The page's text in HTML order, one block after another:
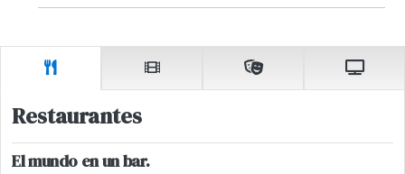
Restaurantes
El mundo en un bar.